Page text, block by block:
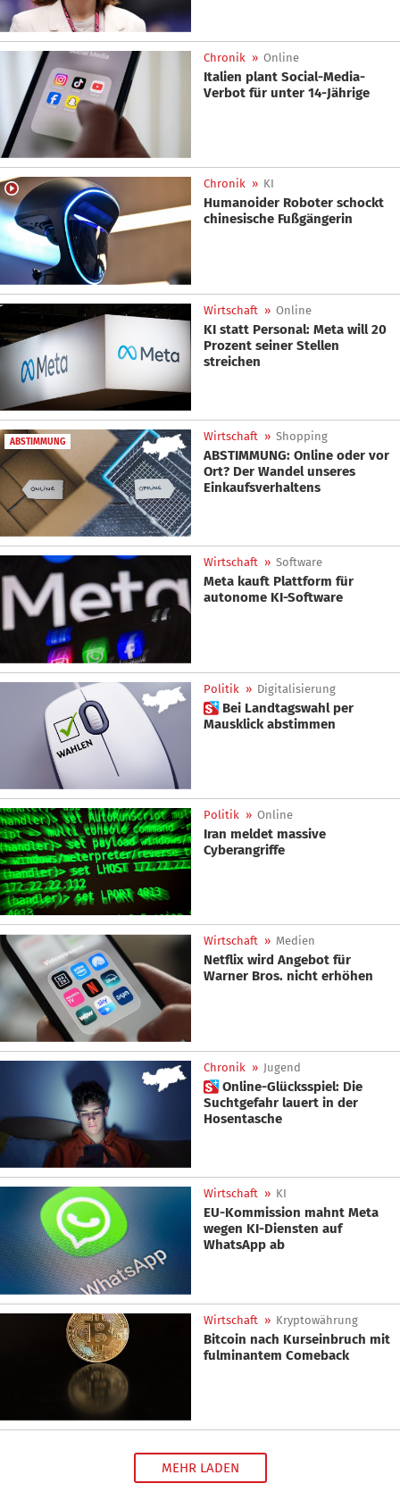
Chronik » Online
Italien plant Social-Media-
Verbot für unter 14-Jährige
Chronik » KI
Humanoider Roboter schockt
chinesische Fußgängerin
Wirtschaft » Online
KI statt Personal: Meta will 20
Prozent seiner Stellen
streichen
ABSTIMMUNG Wirtschaft » Shopping
ABSTIMMUNG: Online oder vor
Ort? Der Wandel unseres
Einkaufsverhaltens
Wirtschaft » Software
Meta kauft Plattform für
autonome KI-Software
Politik » Digitalisierung
 Bei Landtagswahl per
Mausklick abstimmen
Politik » Online
Iran meldet massive
Cyberangriffe
Wirtschaft » Medien
Netflix wird Angebot für
Warner Bros. nicht erhöhen
Chronik » Jugend
 Online-Glücksspiel: Die
Suchtgefahr lauert in der
Hosentasche
Wirtschaft » KI
EU-Kommission mahnt Meta
wegen KI-Diensten auf
WhatsApp ab
Wirtschaft » Kryptowährung
Bitcoin nach Kurseinbruch mit
fulminantem Comeback
MEHR LADEN